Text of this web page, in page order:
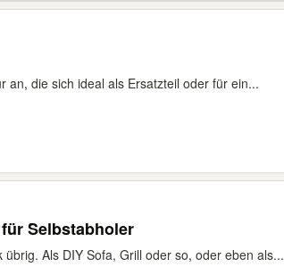
an, die sich ideal als Ersatzteil oder für ein...
Selbstabholer
Als DIY Sofa, Grill oder so, oder eben als...